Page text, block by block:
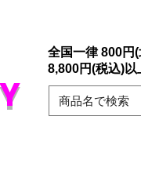
全国一律 800円
8,800円(税込)以